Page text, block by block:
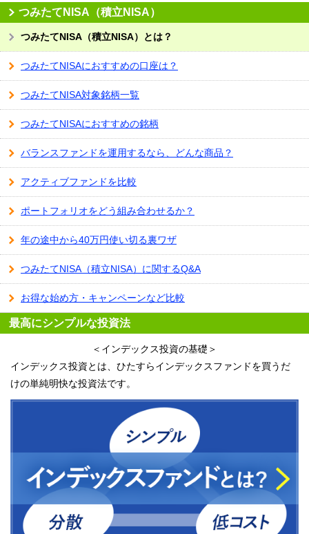
つみたてNISA（積立NISA）
つみたてNISA（積立NISA）とは？
つみたてNISAにおすすめの口座は？
つみたてNISA対象銘柄一覧
つみたてNISAにおすすめの銘柄
バランスファンドを運用するなら、どんな商品？
アクティブファンドを比較
ポートフォリオをどう組み合わせるか？
年の途中から40万円使い切る裏ワザ
つみたてNISA（積立NISA）に関するQ&A
お得な始め方・キャンペーンなど比較
最高にシンプルな投資法
＜インデックス投資の基礎＞
インデックス投資とは、ひたすらインデックスファンドを買うだ
けの単純明快な投資法です。